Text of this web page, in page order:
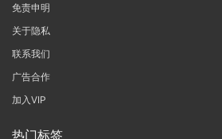
免责申明
关于隐私
联系我们
广告合作
加入VIP
热门标签